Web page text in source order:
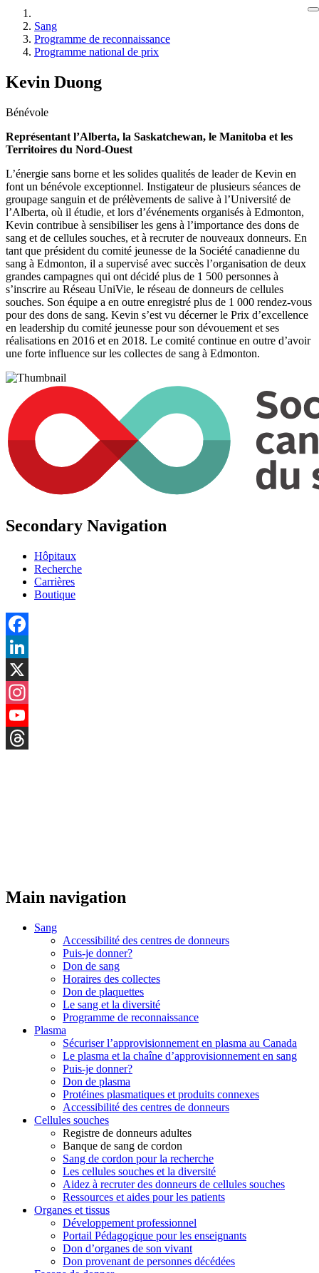
Sang
Programme de reconnaissance
Programme national de prix
Kevin Duong
Bénévole
Représentant l’Alberta, la Saskatchewan, le Manitoba et les
Territoires du Nord-Ouest
L’énergie sans borne et les solides qualités de leader de Kevin en
font un bénévole exceptionnel. Instigateur de plusieurs séances de
groupage sanguin et de prélèvements de salive à l’Université de
l’Alberta, où il étudie, et lors d’événements organisés à Edmonton,
Kevin contribue à sensibiliser les gens à l’importance des dons de
sang et de cellules souches, et à recruter de nouveaux donneurs. En
tant que président du comité jeunesse de la Société canadienne du
sang à Edmonton, il a supervisé avec succès l’organisation de deux
grandes campagnes qui ont décidé plus de 1 500 personnes à
s’inscrire au Réseau UniVie, le réseau de donneurs de cellules
souches. Son équipe a en outre enregistré plus de 1 000 rendez-vous
pour des dons de sang. Kevin s’est vu décerner le Prix d’excellence
en leadership du comité jeunesse pour son dévouement et ses
réalisations en 2016 et en 2018. Le comité continue en outre d’avoir
une forte influence sur les collectes de sang à Edmonton.
Secondary Navigation
Hôpitaux
Recherche
Carrières
Boutique
Facebook
LinkedIn
X
Instagram
YouTube
Main navigation
Sang
Accessibilité des centres de donneurs
Puis-je donner?
Don de sang
Horaires des collectes
Don de plaquettes
Le sang et la diversité
Programme de reconnaissance
Plasma
Sécuriser l’approvisionnement en plasma au Canada
Le plasma et la chaîne d’approvisionnement en sang
Puis-je donner?
Don de plasma
Protéines plasmatiques et produits connexes
Accessibilité des centres de donneurs
Cellules souches
Registre de donneurs adultes
Banque de sang de cordon
Sang de cordon pour la recherche
Les cellules souches et la diversité
Aidez à recruter des donneurs de cellules souches
Ressources et aides pour les patients
Organes et tissus
Développement professionnel
Portail Pédagogique pour les enseignants
Don d’organes de son vivant
Don provenant de personnes décédées